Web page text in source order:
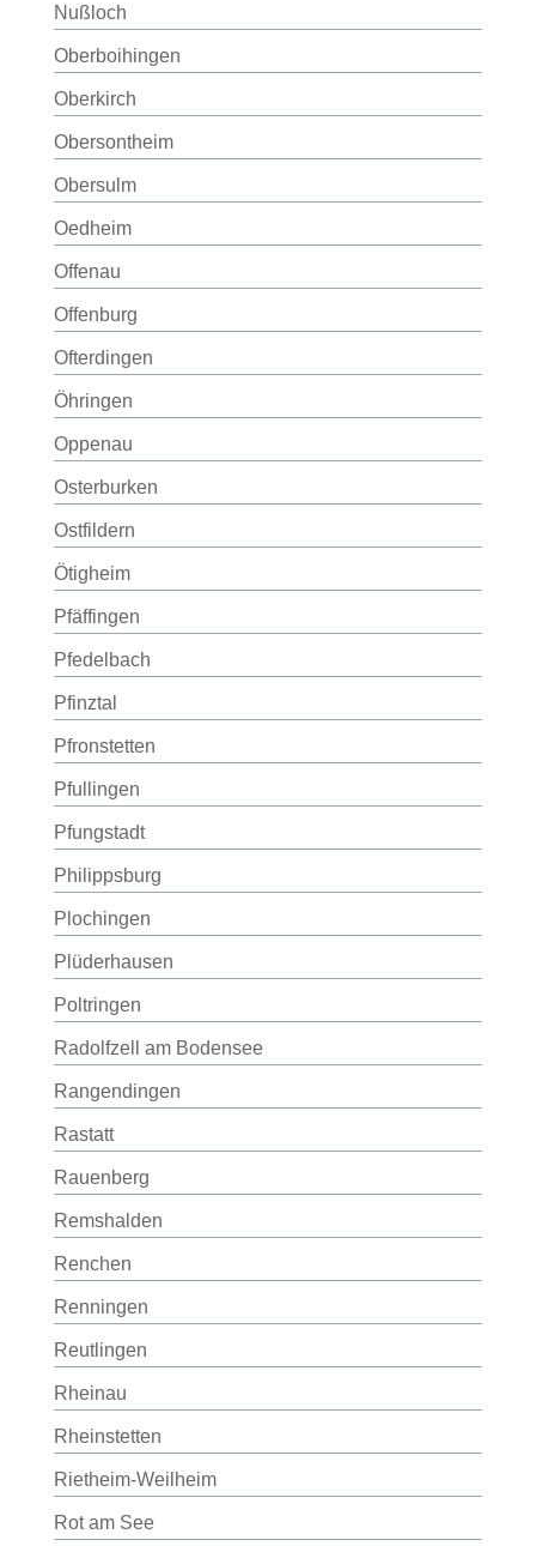
Nußloch
Oberboihingen
Oberkirch
Obersontheim
Obersulm
Oedheim
Offenau
Offenburg
Ofterdingen
Öhringen
Oppenau
Osterburken
Ostfildern
Ötigheim
Pfäffingen
Pfedelbach
Pfinztal
Pfronstetten
Pfullingen
Pfungstadt
Philippsburg
Plochingen
Plüderhausen
Poltringen
Radolfzell am Bodensee
Rangendingen
Rastatt
Rauenberg
Remshalden
Renchen
Renningen
Reutlingen
Rheinau
Rheinstetten
Rietheim-Weilheim
Rot am See